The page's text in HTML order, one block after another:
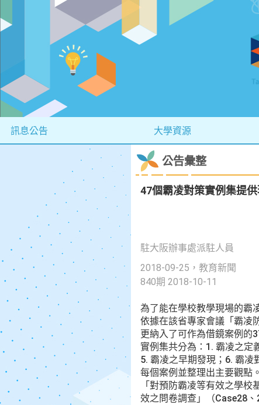
訊息公告 大學資源
公告彙整
47個霸凌對策實例集提
駐大阪辦事處派駐人員
2018-09-25，教育新聞
840期 2018-10-11
為了能在學校教學現場的霸
依據在該省專家會議「霸凌
更納入了可作為借鏡案例的
實例集共分為：1. 霸凌之定
5. 霸凌之早期發現；6. 霸
每個案例並整理出主要觀點。
「對預防霸凌等有效之學
效之問卷調查」（Case28